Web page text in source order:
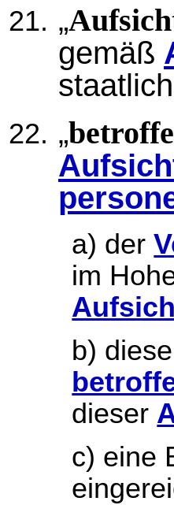
„
gemäß
„
a) der
im
b)
dieser
c) eine